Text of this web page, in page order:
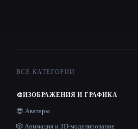
ВСЕ КАТЕГОРИИ
🎨ИЗОБРАЖЕНИЯ И ГРАФИКА
😎 Аватары
🎲 Анимация и 3D-моделирование